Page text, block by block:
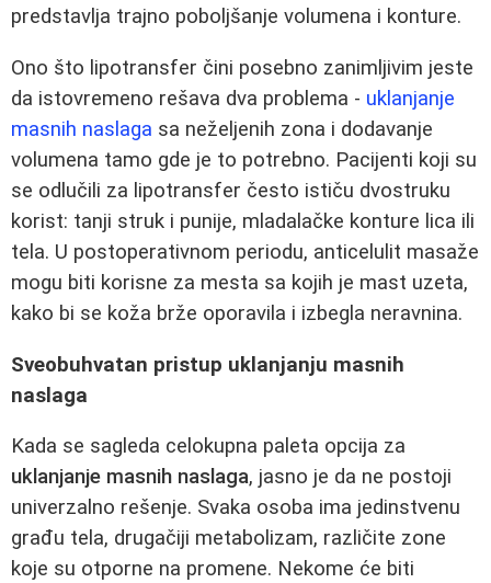
predstavlja trajno poboljšanje volumena i konture.
Ono što lipotransfer čini posebno zanimljivim jeste
da istovremeno rešava dva problema - uklanjanje
masnih naslaga sa neželjenih zona i dodavanje
volumena tamo gde je to potrebno. Pacijenti koji su
se odlučili za lipotransfer često ističu dvostruku
korist: tanji struk i punije, mladalačke konture lica ili
tela. U postoperativnom periodu, anticelulit masaže
mogu biti korisne za mesta sa kojih je mast uzeta,
kako bi se koža brže oporavila i izbegla neravnina.
Sveobuhvatan pristup uklanjanju masnih
naslaga
Kada se sagleda celokupna paleta opcija za
uklanjanje masnih naslaga, jasno je da ne postoji
univerzalno rešenje. Svaka osoba ima jedinstvenu
građu tela, drugačiji metabolizam, različite zone
koje su otporne na promene. Nekome će biti